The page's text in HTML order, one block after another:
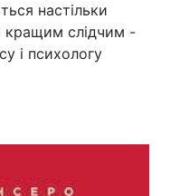
настільки
кращим слідчим -
і психологу